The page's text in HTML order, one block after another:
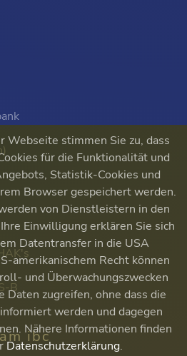
B
ibc
Webseite stimmen Sie zu, dass
für die Funktionalität und
Statistik-Cookies und
Browser gespeichert werden.
von Dienstleistern in den
Einwilligung erklären Sie sich
Datentransfer in die USA
amerikanischem Recht können
und Überwachungszwecken
Daten zugreifen, ohne dass die
werden und dagegen
Nähere Informationen finden
Datenschutzerklärung.